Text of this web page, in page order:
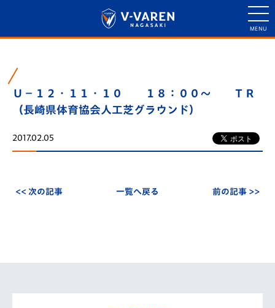
Ｕ－１２・１１・１０ １８：００～ ＴＲ
（長崎県体育協会人工芝グラウンド）
2017.02.05
<< 次の記事 一覧へ戻る 前の記事 >>